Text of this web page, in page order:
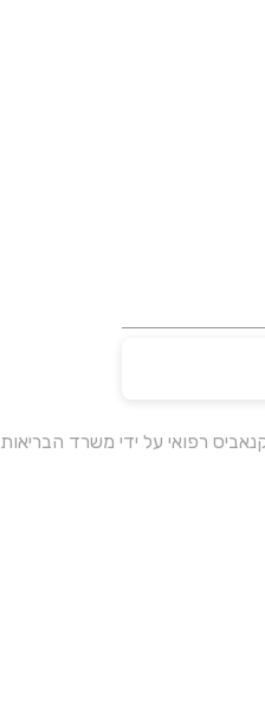
רפואי על ידי משרד הבריאות